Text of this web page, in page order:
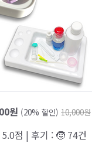
원 (20% 할인) 10,000원
점 | 후기 : 🧒 74건